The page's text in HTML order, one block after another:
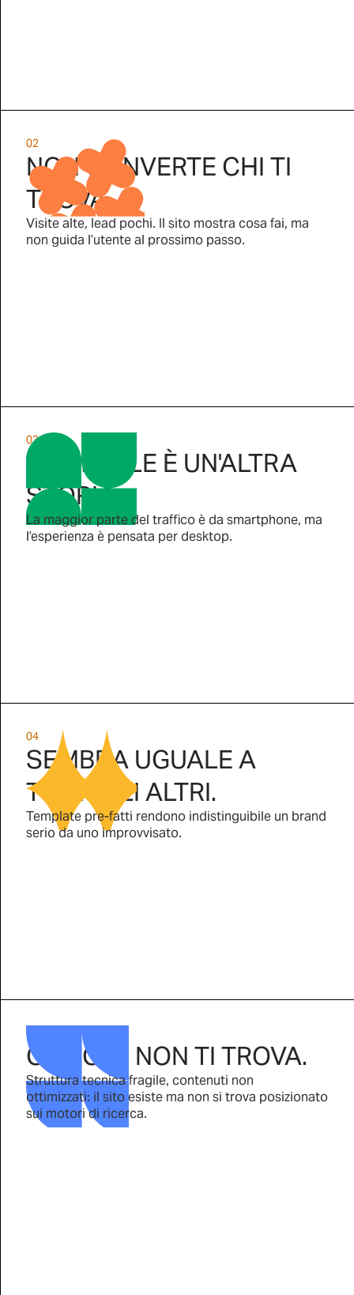
02
NON CONVERTE CHI TI
TROVA.
Visite alte, lead pochi. Il sito mostra cosa fai, ma
non guida l’utente al prossimo passo.
03
SU MOBILE È UN'ALTRA
STORIA.
La maggior parte del traffico è da smartphone, ma
l’esperienza è pensata per desktop.
04
SEMBRA UGUALE A
TUTTI GLI ALTRI.
Template pre-fatti rendono indistinguibile un brand
serio da uno improvvisato.
05
GOOGLE NON TI TROVA.
Struttura tecnica fragile, contenuti non
ottimizzati: il sito esiste ma non si trova posizionato
sui motori di ricerca.